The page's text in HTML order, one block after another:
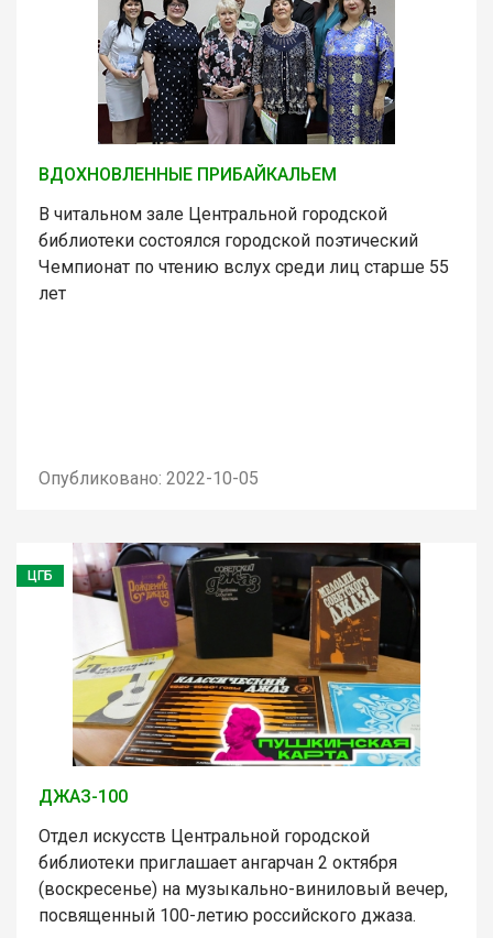
ВДОХНОВЛЕННЫЕ ПРИБАЙКАЛЬЕМ
В читальном зале Центральной городской
библиотеки состоялся городской поэтический
Чемпионат по чтению вслух среди лиц старше 55
лет
Опубликовано: 2022-10-05
ЦГБ
ДЖАЗ-100
Отдел искусств Центральной городской
библиотеки приглашает ангарчан 2 октября
(воскресенье) на музыкально-виниловый вечер,
посвященный 100-летию российского джаза.